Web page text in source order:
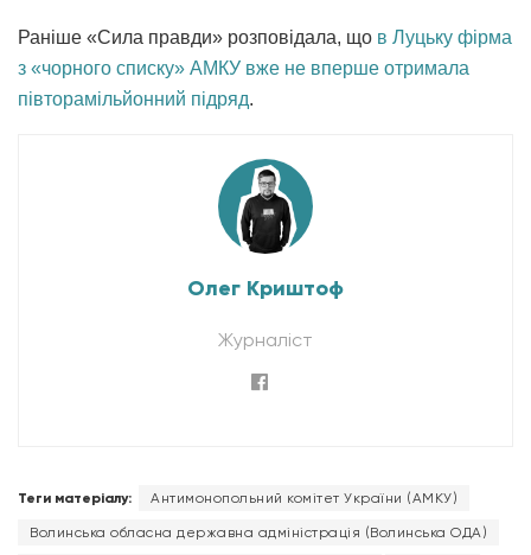
Раніше «Сила правди» розповідала, що в Луцьку фірма
з «чорного списку» АМКУ вже не вперше отримала
півторамільйонний підряд.
Олег Криштоф
Журналіст
Теги матеріалу: Антимонопольний комітет України (АМКУ)
Волинська обласна державна адміністрація (Волинська ОДА)